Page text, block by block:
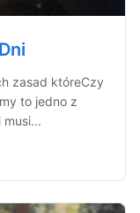
zasad któreCzy
to jedno z